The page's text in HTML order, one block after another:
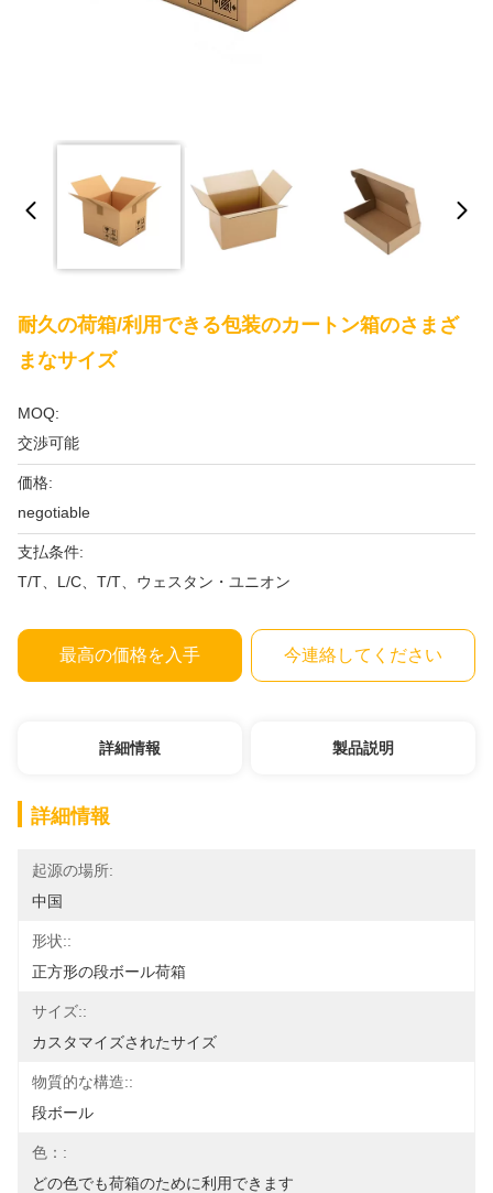
耐久の荷箱/利用できる包装のカートン箱のさまざ
まなサイズ
MOQ:
交渉可能
価格:
negotiable
支払条件:
T/T、L/C、T/T、ウェスタン・ユニオン
最高の価格を入手 今連絡してください
詳細情報 製品説明
詳細情報
起源の場所:
中国
形状::
正方形の段ボール荷箱
サイズ::
カスタマイズされたサイズ
物質的な構造::
段ボール
色：:
どの色でも荷箱のために利用できます